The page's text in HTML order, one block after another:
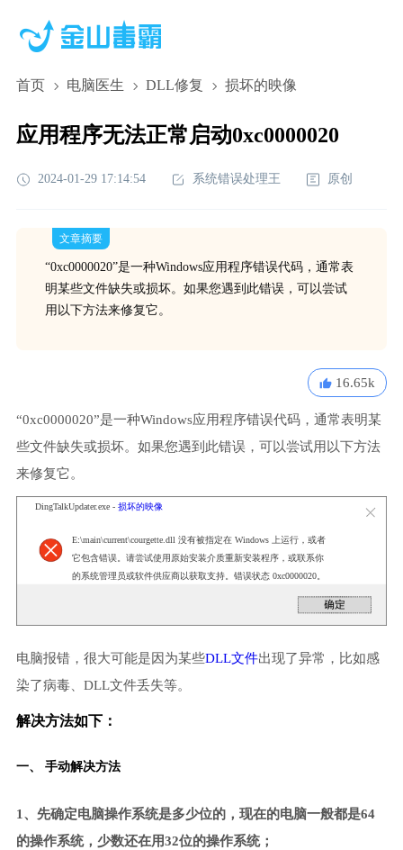
首页 电脑医生 DLL修复 损坏的映像
应用程序无法正常启动0xc0000020
2024-01-29 17:14:54 系统错误处理王 原创
文章摘要
“0xc0000020”是一种Windows应用程序错误代码，通常表
明某些文件缺失或损坏。如果您遇到此错误，可以尝试
用以下方法来修复它。
16.65k
“0xc0000020”是一种Windows应用程序错误代码，通常表明某
些文件缺失或损坏。如果您遇到此错误，可以尝试用以下方法
来修复它。
DingTalkUpdater.exe - 损坏的映像
E:\main\current\courgette.dll 没有被指定在 Windows 上运行，或者
它包含错误。请尝试使用原始安装介质重新安装程序，或联系你
的系统管理员或软件供应商以获取支持。错误状态 0xc0000020。
电脑报错，很大可能是因为某些DLL文件出现了异常，比如感
染了病毒、DLL文件丢失等。
解决方法如下：
一、 手动解决方法
1、先确定电脑操作系统是多少位的，现在的电脑一般都是64
的操作系统，少数还在用32位的操作系统；